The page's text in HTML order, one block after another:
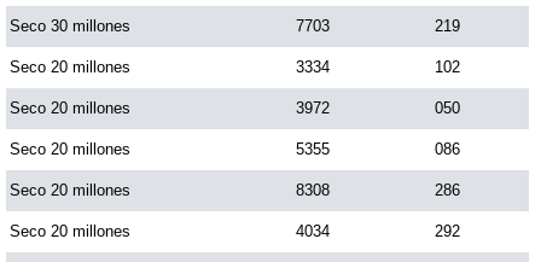
Seco 30 millones 7703 219
Seco 20 millones 3334 102
Seco 20 millones 3972 050
Seco 20 millones 5355 086
Seco 20 millones 8308 286
Seco 20 millones 4034 292